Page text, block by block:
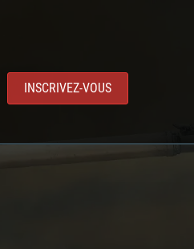
INSCRIVEZ-VOUS